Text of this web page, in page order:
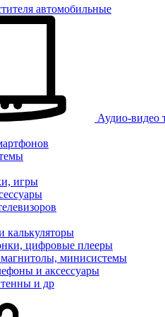
автомобильные
Аудио-видео
игры
калькуляторы
цифровые плееры
минисистемы
и аксессуары
и др